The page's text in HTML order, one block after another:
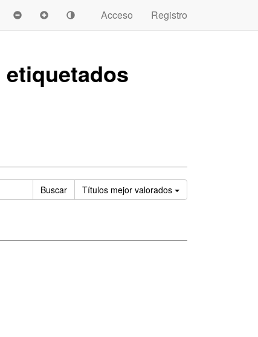
Acceso
Registro
etiquetados
Buscar Títulos mejor valorados Ordenar